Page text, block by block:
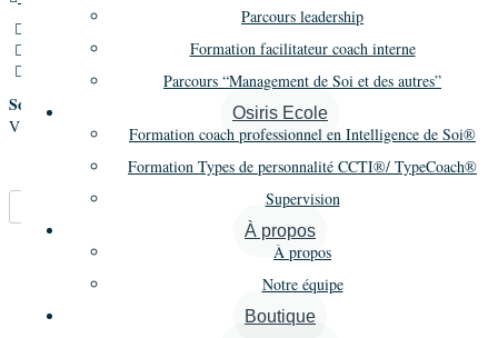
Parcours leadership
Formation facilitateur coach interne
Parcours “Management de Soi et des autres”
Osiris Ecole
Formation coach professionnel en Intelligence de Soi®
Formation Types de personnalité CCTI®/ TypeCoach®
Supervision
À propos
À propos
Notre équipe
Boutique
06 69 40 55 29
veronique@vcoaching.paris
Société
V Coaching
Marque-pages
Carte